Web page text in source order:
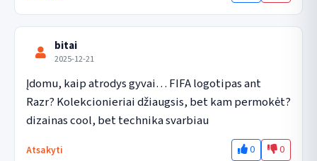
bitai
2025-12-21
Įdomu, kaip atrodys gyvai… FIFA logotipas ant
Razr? Kolekcionieriai džiaugsis, bet kam permokėt?
dizainas cool, bet technika svarbiau
Atsakyti 0 0